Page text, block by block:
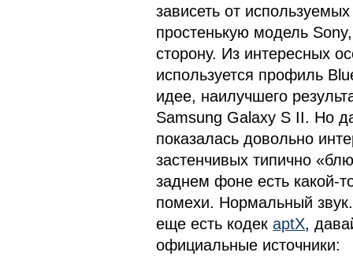
зависеть от
простенькую модель
сторону. Из интересных
используется профиль
идее, наилучшего
Samsung Galaxy S II. Но
показалась довольно
застенчивых типично
заднем фоне есть какой-
помехи. Нормальный
еще есть кодек aptX,
официальные источники: